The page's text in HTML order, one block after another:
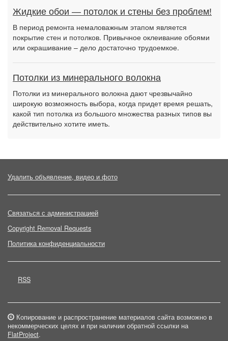
Жидкие обои — потолок и стены без проблем!
В период ремонта немаловажным этапом является
покрытие стен и потолков. Привычное оклеивание обоями
или окрашивание – дело достаточно трудоемкое.
Потолки из минерального волокна
Потолки из минерального волокна дают чрезвычайно
широкую возможность выбора, когда придет время решать,
какой тип потолка из большого множества разных типов вы
действительно хотите иметь.
Удалить объявление, видео и фото
Связаться с администрацией
Copyright Removal Requests
Политика конфиденциальности
RSS
Копирование и распространение материалов сайта возможно в
некоммерческих целях и при наличии обратной ссылки на
FlatProject.